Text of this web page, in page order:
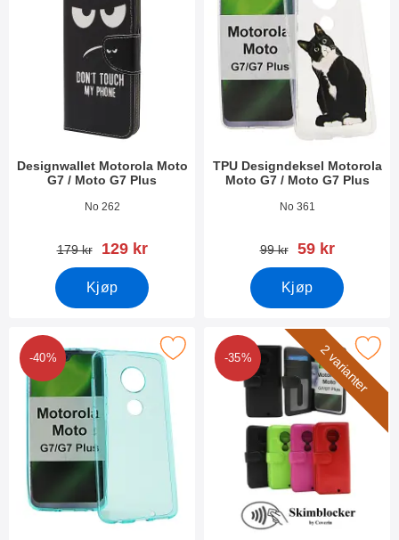
Designwallet Motorola Moto
G7 / Moto G7 Plus
Varenummer 30879
No 262
gammel pris
179 kr ny pris
129 kr
Kjøp
TPU Designdeksel Motorola
Moto G7 / Moto G7 Plus
Varenummer 30573
No 361
gammel pris
99 kr ny pris
59 kr
Kjøp
-40%
deksel for Motorola Moto G7 / Moto G7 Plus som favoritt
2 varianter
-35%
Merk skimblocker Lommebok-etui Motorola